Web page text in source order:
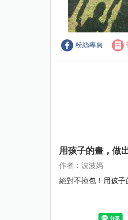
粉絲專頁
用孩子的畫，做
作者：波波媽
絕對不撞包！用孩子